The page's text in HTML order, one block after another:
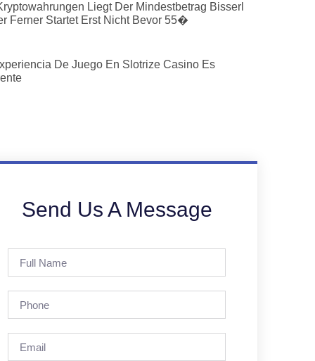
Liegt Der Mindestbetrag Bisserl
Ferner Startet Erst Nicht Bevor 55�
De Juego En Slotrize Casino Es
Send Us A Message